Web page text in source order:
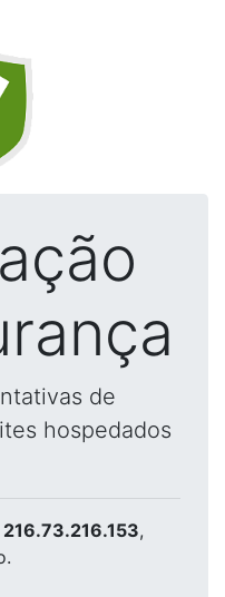
de
hospedados
216.73.216.153,